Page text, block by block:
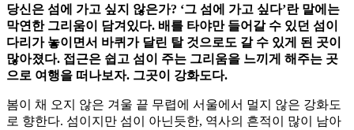
당신은 섬에 가고 싶지 않은가? ‘그 섬에 가고 싶다’란 말에는
막연한 그리움이 담겨있다. 배를 타야만 들어갈 수 있던 섬이
다리가 놓이면서 바퀴가 달린 탈 것으로도 갈 수 있게 된 곳이
많아졌다. 접근은 쉽고 섬이 주는 그리움을 느끼게 해주는 곳
으로 여행을 떠나보자. 그곳이 강화도다.
봄이 채 오지 않은 겨울 끝 무렵에 서울에서 멀지 않은 강화도
로 향한다. 섬이지만 섬이 아닌듯한, 역사의 흔적이 많이 남아